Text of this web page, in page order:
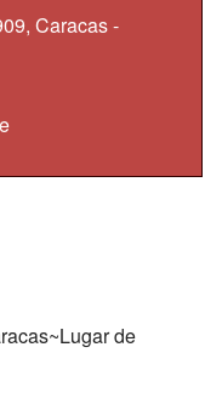
Caracas -
de